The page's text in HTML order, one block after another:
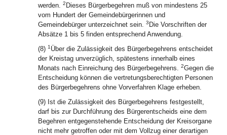
werden. 2 Dieses Bürgerbegehren muß von mindestens 25
vom Hundert der Gemeindebürgerinnen und
Gemeindebürger unterzeichnet sein. 3 Die Vorschriften der
Absätze 1 bis 5 finden entsprechend Anwendung.
(8) 1Über die Zulässigkeit des Bürgerbegehrens entscheidet
der Kreistag unverzüglich, spätestens innerhalb eines
Monats nach Einreichung des Bürgerbegehrens. 2Gegen die
Entscheidung können die vertretungsberechtigten Personen
des Bürgerbegehrens ohne Vorverfahren Klage erheben.
(9) Ist die Zulässigkeit des Bürgerbegehrens festgestellt,
darf bis zur Durchführung des Bürgerentscheids eine dem
Begehren entgegenstehende Entscheidung der Kreisorgane
nicht mehr getroffen oder mit dem Vollzug einer derartigen